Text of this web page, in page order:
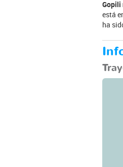
Gopili
está
ha